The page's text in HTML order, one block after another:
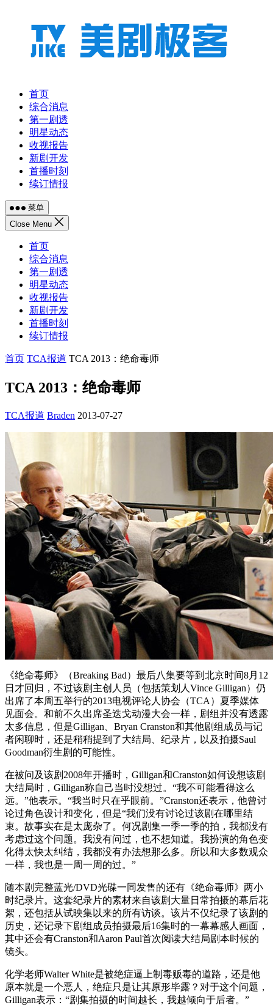
首页
综合消息
第一剧透
明星动态
收视报告
新剧开发
首播时刻
续订情报
菜单
Close Menu
首页
综合消息
第一剧透
明星动态
收视报告
新剧开发
首播时刻
续订情报
首页 TCA报道 TCA 2013：绝命毒师
TCA 2013：绝命毒师
TCA报道 Braden 2013-07-27
《绝命毒师》（Breaking Bad）最后八集要等到北京时间8月12
日才回归，不过该剧主创人员（包括策划人Vince Gilligan）仍
出席了本周五举行的2013电视评论人协会（TCA）夏季媒体
见面会。和前不久出席圣迭戈动漫大会一样，剧组并没有透露
太多信息，但是Gilligan、Bryan Cranston和其他剧组成员与记
者闲聊时，还是稍稍提到了大结局、纪录片，以及拍摄Saul
Goodman衍生剧的可能性。
在被问及该剧2008年开播时，Gilligan和Cranston如何设想该剧
大结局时，Gilligan称自己当时没想过。“我不可能看得这么
远。”他表示。“我当时只在乎眼前。”Cranston还表示，他曾讨
论过角色设计和变化，但是“我们没有讨论过该剧在哪里结
束。故事实在是太庞杂了。何况剧集一季一季的拍，我都没有
考虑过这个问题。我没有问过，也不想知道。我扮演的角色变
化得太快太纠结，我都没有办法想那么多。所以和大多数观众
一样，我也是一周一周的过。”
随本剧完整蓝光/DVD光碟一同发售的还有《绝命毒师》两小
时纪录片。这套纪录片的素材来自该剧大量日常拍摄的幕后花
絮，还包括从试映集以来的所有访谈。该片不仅纪录了该剧的
历史，还记录下剧组成员拍摄最后16集时的一幕幕感人画面，
其中还会有Cranston和Aaron Paul首次阅读大结局剧本时候的
镜头。
化学老师Walter White是被绝症逼上制毒贩毒的道路，还是他
原本就是一个恶人，绝症只是让其原形毕露？对于这个问题，
Gilligan表示：“剧集拍摄的时间越长，我越倾向于后者。”